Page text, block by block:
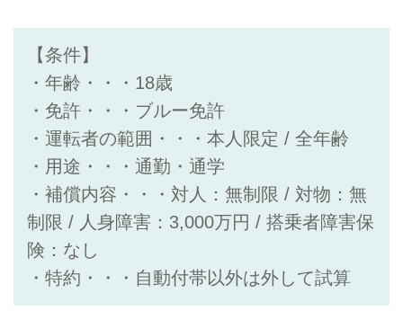
【条件】
・年齢・・・18歳
・免許・・・ブルー免許
・運転者の範囲・・・本人限定 / 全年齢
・用途・・・通勤・通学
・補償内容・・・対人：無制限 / 対物：無
制限 / 人身障害：3,000万円 / 搭乗者障害保
険：なし
・特約・・・自動付帯以外は外して試算